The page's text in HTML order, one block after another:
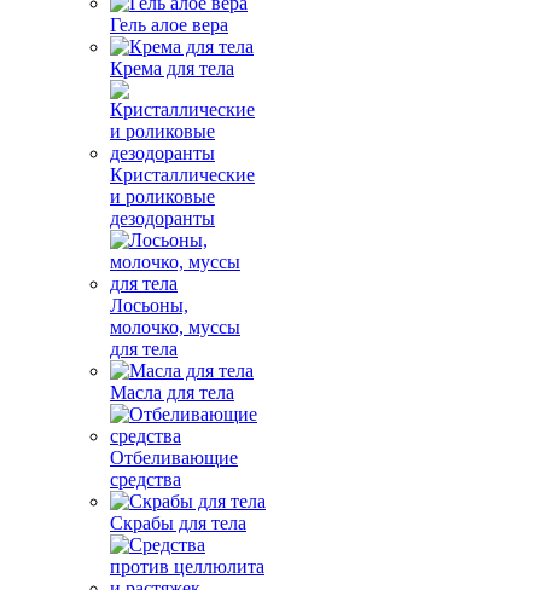
Гель алое вера
Крема для тела
Кристаллические
и роликовые
дезодоранты
Лосьоны,
молочко, муссы
для тела
Масла для тела
Отбеливающие
средства
Скрабы для тела